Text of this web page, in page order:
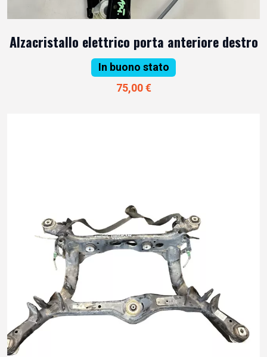
Alzacristallo elettrico porta anteriore destro
In buono stato
75,00 €